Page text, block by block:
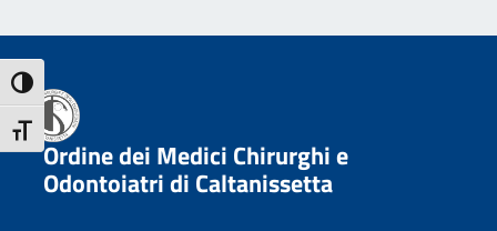
Attiva/disattiva alto contrasto
Attiva/disattiva dimensione testo
Ordine dei Medici Chirurghi e
Odontoiatri di Caltanissetta